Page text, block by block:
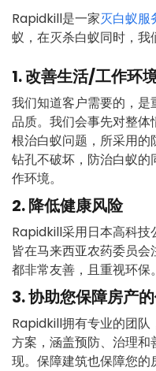
Rapidkill是一家灭白蚁服
蚁，在灭杀白蚁同时，我
1. 改善生活/工作环
我们知道客户需要的，
品质。我们会事先对整
根治白蚁问题，所采用
钻孔不破坏，防治白蚁
作环境。
2. 降低健康风险
Rapidkill采用日本高科技
皆在马来西亚农药委员
都非常友善，且重视环保
3. 协助您保障房产
Rapidkill拥有专业的团队
方案，涵盖预防、治理
现。保障建筑也保障您的